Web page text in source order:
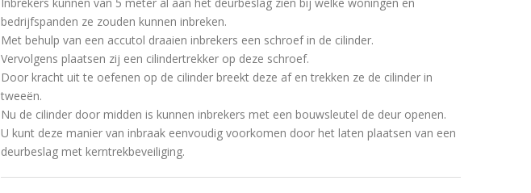
bedrijfspanden ze zouden kunnen inbreken.
Met behulp van een accutol draaien inbrekers een schroef in de cilinder.
Vervolgens plaatsen zij een cilindertrekker op deze schroef.
Door kracht uit te oefenen op de cilinder breekt deze af en trekken ze de cilinder in
tweeën.
Nu de cilinder door midden is kunnen inbrekers met een bouwsleutel de deur openen.
U kunt deze manier van inbraak eenvoudig voorkomen door het laten plaatsen van een
deurbeslag met kerntrekbeveiliging.